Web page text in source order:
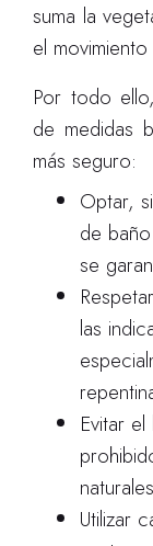
suma la
el
Por todo
de medidas
más seguro:
Optar,
de
se
las
Evitar
Utilizar